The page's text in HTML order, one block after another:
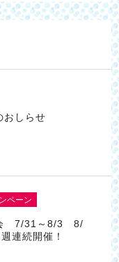
おしらせ
ペーン
7/31～8/3 8/
連続開催！